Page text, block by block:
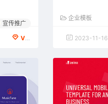
宣传推广
VIP会员专享
企业模板
2023-11-16